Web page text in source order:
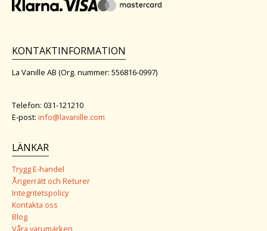
KONTAKTINFORMATION
La Vanille AB (Org. nummer: 556816-0997)
Telefon: 031-121210
E-post: info@lavanille.com
LÄNKAR
Trygg E-handel
Ångerrätt och Returer
Integritetspolicy
Kontakta oss
Blog
Våra varumärken